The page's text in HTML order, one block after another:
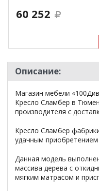
60 252
Описание:
Магазин мебели
Кресло Сламбер в
производителя с
Кресло Сламбер
удачным
Данная модель
массива дерева с
мягким матрасом и